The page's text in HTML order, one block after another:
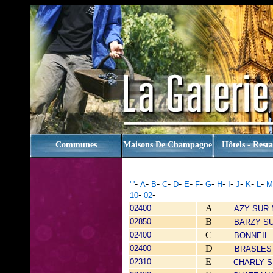
Communes Maisons De Champagne Hôtels -
' '- A- B- C- D- E- F- G- H- - J- K- L- M
10- 02-
02400 A AZY SUR
02850
B
BARZY
02400
C
BONNEIL
02400
D
BRASLES
02310
E CHARLY